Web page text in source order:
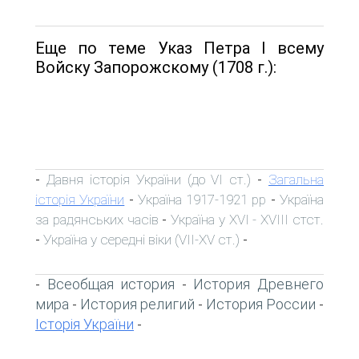
Еще по теме Указ Петра І всему
Войску Запорожскому (1708 г.):
- Давня історія України (до VI ст.) - Загальна
історія України - Україна 1917-1921 рр -Україна
за радянських часів -Україна у XVI - XVIII стст.
- Україна у середні віки (VII-XV ст.) -
- Всеобщая история - История Древнего
мира - История религий - История России -
Історія України -